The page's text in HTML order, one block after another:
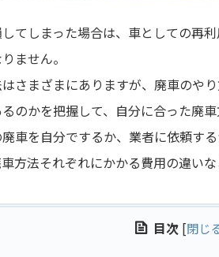
てしまった場合は、車としての再
ません。
さまざまにありますが、廃車のや
のかを把握して、自分に合った廃
車を自分でするか、業者に依頼す
方法それぞれにかかる費用の違いな
目次 [閉じ